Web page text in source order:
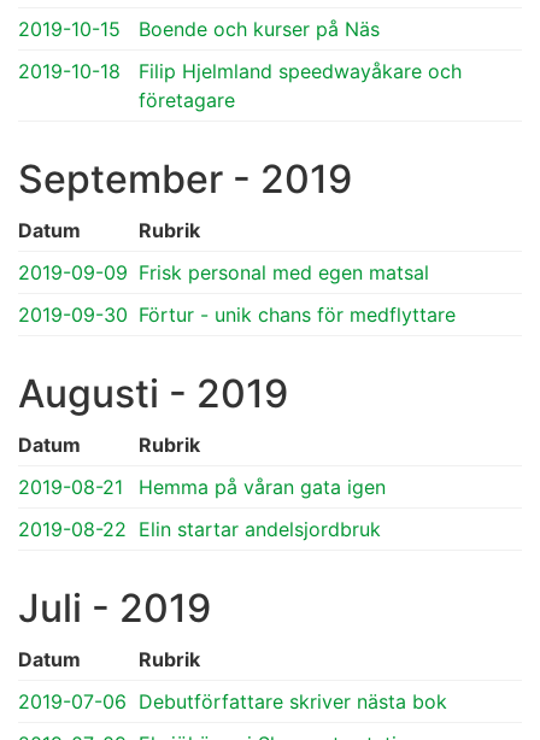
2019-10-15
Boende och kurser på Näs
2019-10-18
Filip Hjelmland speedwayåkare och
företagare
September - 2019
Datum
Rubrik
2019-09-09 Frisk personal med egen matsal
2019-09-30 Förtur - unik chans för medflyttare
Augusti - 2019
Datum
Rubrik
2019-08-21
Hemma på våran gata igen
2019-08-22 Elin startar andelsjordbruk
Juli - 2019
Datum
Rubrik
2019-07-06 Debutförfattare skriver nästa bok